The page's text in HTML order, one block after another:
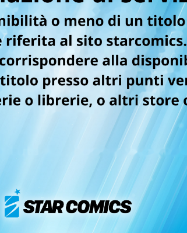
VITA
n. 2
DIARIO DI UNA
TRANQUILLA n.
07/07/2026
€ 13,90